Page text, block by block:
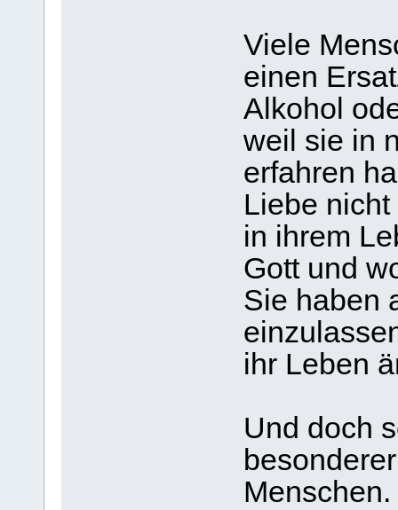
Viele
einen
Alkohol
weil sie in
erfahren
Liebe
in ihrem
Gott und
Sie haben
ihr Leben
Und doch